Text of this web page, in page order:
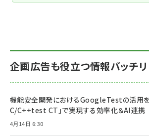
企画広告も役立つ情報バッチリ
機能安全開発におけるGoogleTestの活用
C/C++test CT」で実現する効率化＆AI連携
4月14日 6:30